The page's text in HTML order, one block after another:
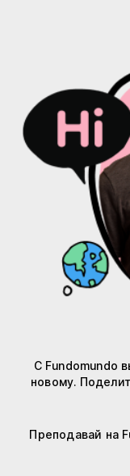
С Fundomundo
новому.
Преподавай на